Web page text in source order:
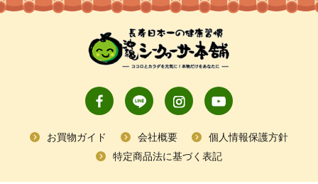
お買物ガイド 会社概要
個人情報保護方針
特定商品法に基づく表記